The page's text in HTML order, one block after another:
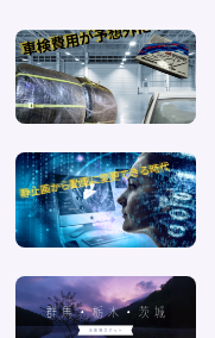
(6)
(1)
(1)
(2)
(4)